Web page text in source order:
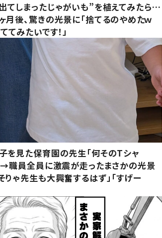
てしまったじゃがいも”を植えてみたら…
後、驚きの光景に「捨てるのやめたｗ
ててみたいです！」
を見た保育園の先生「何そのTシャ
→職員全員に激震が走ったまさかの光景
りゃ先生も大興奮するはず」「すげー